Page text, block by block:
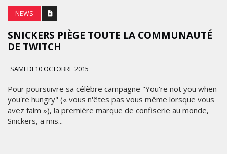
NEWS
SNICKERS PIÈGE TOUTE LA COMMUNAUTÉ
DE TWITCH
SAMEDI 10 OCTOBRE 2015
Pour poursuivre sa célèbre campagne "You're not you when
you're hungry" (« vous n'êtes pas vous même lorsque vous
avez faim »), la première marque de confiserie au monde,
Snickers, a mis...